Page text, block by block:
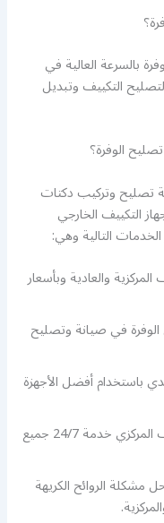
بالسرعة العالية في
التكييف وتبديل
الوفرة؟
تصليح وتركيب دكتات
التكييف الخارجي
التالية وهي:
والعادية وبأسعار
في صيانة وتصليح
أفضل الأجهزة
مكيفات ووحدات التكييف المركزي خدمة 24/7 جميع
الروائح الكريهة